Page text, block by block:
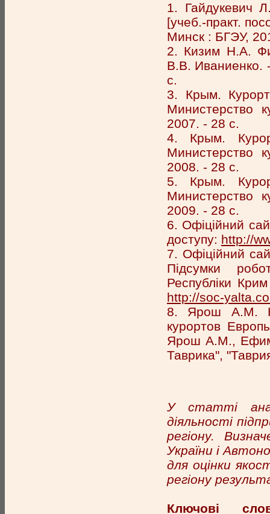
1. Гайдукевич
[учеб.-практ.
Минск : БГЭУ,
2. Кизим Н.А.
В.В. Иваниенко.
с.
3. Крым.
Министерство
2007. - 28 с.
4. Крым.
Министерство
2008. - 28 с.
5. Крым.
Министерство
2009. - 28 с.
6. Офіційний
доступу: http://
7. Офіційний
Підсумки
Республіки
http://soc-
8. Ярош А.М.
курортов
Ярош А.М.,
Таврика",
У статті
діяльності
регіону.
України і
для оцінки
регіону
Ключові